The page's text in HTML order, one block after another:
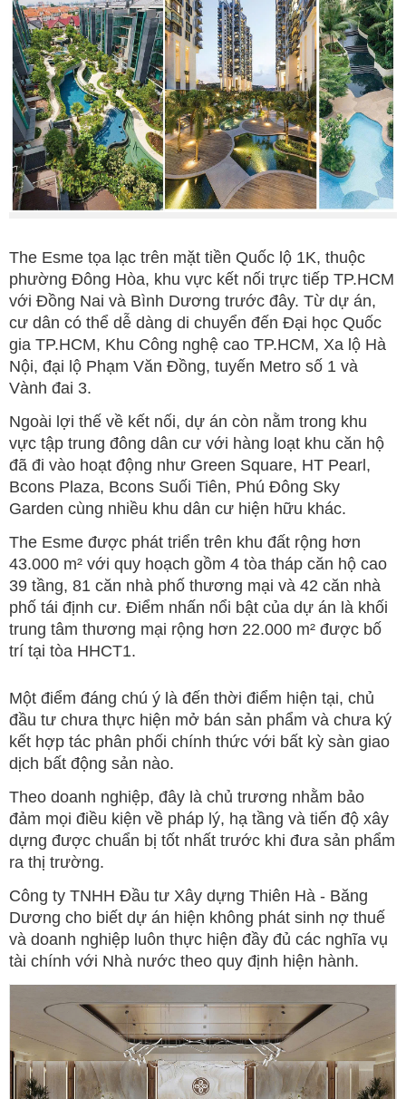
The Esme tọa lạc trên mặt tiền Quốc lộ 1K, thuộc
phường Đông Hòa, khu vực kết nối trực tiếp TP.HCM
với Đồng Nai và Bình Dương trước đây. Từ dự án,
cư dân có thể dễ dàng di chuyển đến Đại học Quốc
gia TP.HCM, Khu Công nghệ cao TP.HCM, Xa lộ Hà
Nội, đại lộ Phạm Văn Đồng, tuyến Metro số 1 và
Vành đai 3.
Ngoài lợi thế về kết nối, dự án còn nằm trong khu
vực tập trung đông dân cư với hàng loạt khu căn hộ
đã đi vào hoạt động như Green Square, HT Pearl,
Bcons Plaza, Bcons Suối Tiên, Phú Đông Sky
Garden cùng nhiều khu dân cư hiện hữu khác.
The Esme được phát triển trên khu đất rộng hơn
43.000 m² với quy hoạch gồm 4 tòa tháp căn hộ cao
39 tầng, 81 căn nhà phố thương mại và 42 căn nhà
phố tái định cư. Điểm nhấn nổi bật của dự án là khối
trung tâm thương mại rộng hơn 22.000 m² được bố
trí tại tòa HHCT1.
Một điểm đáng chú ý là đến thời điểm hiện tại, chủ
đầu tư chưa thực hiện mở bán sản phẩm và chưa ký
kết hợp tác phân phối chính thức với bất kỳ sàn giao
dịch bất động sản nào.
Theo doanh nghiệp, đây là chủ trương nhằm bảo
đảm mọi điều kiện về pháp lý, hạ tầng và tiến độ xây
dựng được chuẩn bị tốt nhất trước khi đưa sản phẩm
ra thị trường.
Công ty TNHH Đầu tư Xây dựng Thiên Hà - Băng
Dương cho biết dự án hiện không phát sinh nợ thuế
và doanh nghiệp luôn thực hiện đầy đủ các nghĩa vụ
tài chính với Nhà nước theo quy định hiện hành.